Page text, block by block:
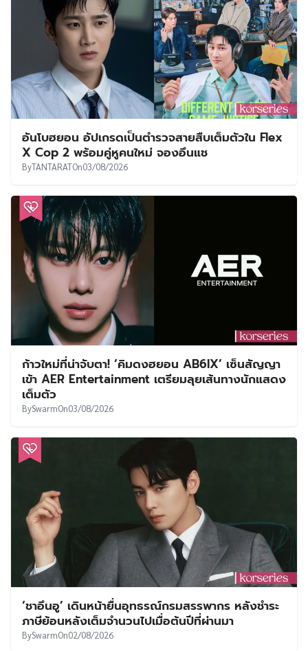
อันโบฮยอน อัปเกรดเป็นตำรวจสายสืบเต็มตัวใน Flex
X Cop 2 พร้อมคู่หูคนใหม่ จองอึนแช
ByTANTARATOn03/08/2026
ก้าวใหม่ที่น่าจับตา! ‘คิมดงฮยอน AB6IX’ เซ็นสัญญา
เข้า AER Entertainment เตรียมลุยเส้นทางนักแสดง
เต็มตัว
BySwarmOn03/08/2026
‘ชาอึนอู’ เดินหน้ายื่นอุทธรณ์กรมสรรพากร หลังชำระ
ภาษีย้อนหลังเต็มจำนวนไปเมื่อต้นปีที่ผ่านมา
BySwarmOn02/08/2026